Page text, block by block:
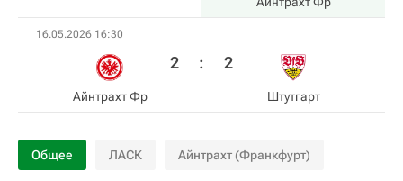
16.05.2026 16:30
Айнтрахт Фр
2 : 2
Штутгарт
Общее ЛАСК Айнтрахт (Франкфурт)